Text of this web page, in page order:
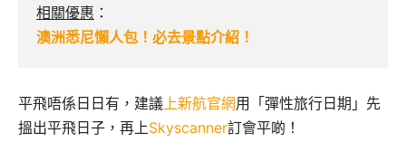
相關優惠 ：
澳洲悉尼懶人包！必去景點介紹！
平飛唔係日日有，建議 上新航官網用「彈性旅行日期」先
搵出平飛日子，再上Skyscanner訂會平啲！